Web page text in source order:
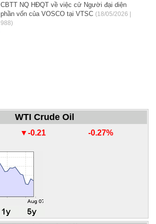
CBTT NQ HĐQT về việc cử Người đại diện
phần vốn của VOSCO tại VTSC (18/05/2026 |
988)
WTI Crude Oil
▼-0.21 -0.27%